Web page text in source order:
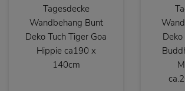
Tagesdecke
Wandbehang Bunt
Deko Tuch Tiger Goa
Hippie ca190 x
140cm